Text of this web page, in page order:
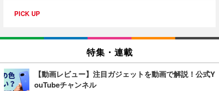
PICK UP
特集・連載
【動画レビュー】注目ガジェットを動画で解説！公式Y
ouTubeチャンネル